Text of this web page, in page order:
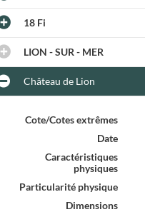
18 Fi
LION - SUR - MER
Château de Lion
Cote/Cotes extrêmes
Date
Caractéristiques
physiques
Particularité physique
Dimensions